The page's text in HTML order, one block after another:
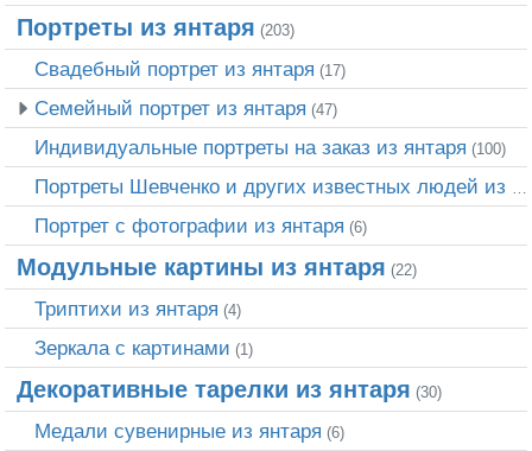
Портреты из янтаря (203)
Свадебный портрет из янтаря (17)
Семейный портрет из янтаря (47)
Индивидуальные портреты на заказ из янтаря (100)
Портреты Шевченко и других известных людей из янтаря
Портрет c фотографии из янтаря (6)
Модульные картины из янтаря (22)
Триптихи из янтаря (4)
Зеркала с картинами (1)
Декоративные тарелки из янтаря (30)
Медали сувенирные из янтаря (6)